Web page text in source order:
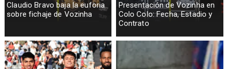
Claudio Bravo baja la euforia
sobre fichaje de Vozinha
Presentación de Vozinha en
Colo Colo: Fecha, Estadio y
Contrato